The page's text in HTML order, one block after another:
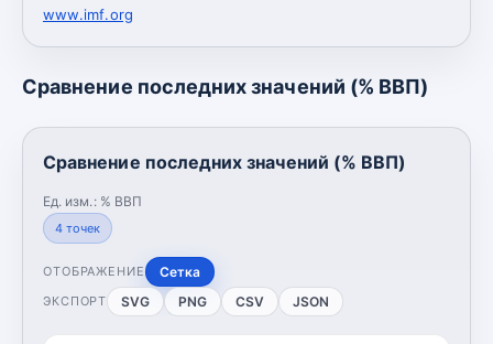
www.imf.org
Сравнение последних значений (% ВВП)
Сравнение последних значений (% ВВП)
Ед. изм.: % ВВП
4 точек
ОТОБРАЖЕНИЕ Сетка
ЭКСПОРТ SVG PNG CSV JSON